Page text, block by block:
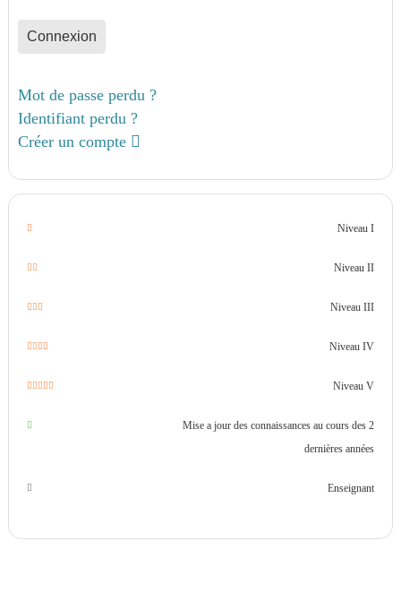
Connexion
Mot de passe perdu ?
Identifiant perdu ?
Créer un compte
Niveau I
Niveau II
Niveau III
Niveau IV
Niveau V
Mise a jour des connaissances au cours des 2
dernières années
Enseignant